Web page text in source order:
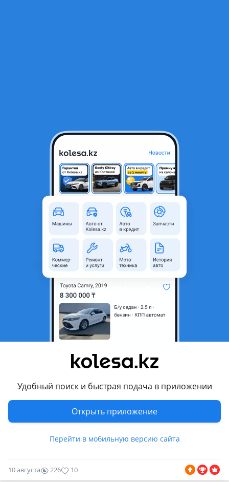
Удобный поиск и быстрая подача в приложении
Открыть приложение
Перейти в мобильную версию сайта
Пыльник двигателя
Toyota Tundra 2007 - 2009 2 поколение (K5/K6)
233 16
Блок заряженный шорт блок на 1KZ тойото
14
Toyota Land Cruiser Prado 1985 - 1996 J70 оригинал
10 августа 226 10